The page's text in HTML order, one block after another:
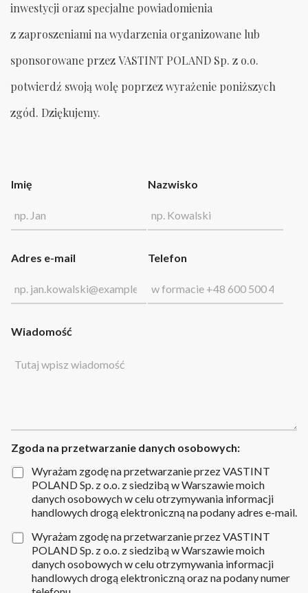
inwestycji oraz specjalne powiadomienia
z zaproszeniami na wydarzenia organizowane lub
sponsorowane przez VASTINT POLAND Sp. z o.o.
potwierdź swoją wolę poprzez wyrażenie poniższych
zgód. Dziękujemy.
Imię Nazwisko
Adres e-mail Telefon
Wiadomość
Zgoda na przetwarzanie danych osobowych:
Wyrażam zgodę na przetwarzanie przez VASTINT
POLAND Sp. z o.o. z siedzibą w Warszawie moich
danych osobowych w celu otrzymywania informacji
handlowych drogą elektroniczną na podany adres e-mail.
Wyrażam zgodę na przetwarzanie przez VASTINT
POLAND Sp. z o.o. z siedzibą w Warszawie moich
danych osobowych w celu otrzymywania informacji
handlowych drogą elektroniczną oraz na podany numer